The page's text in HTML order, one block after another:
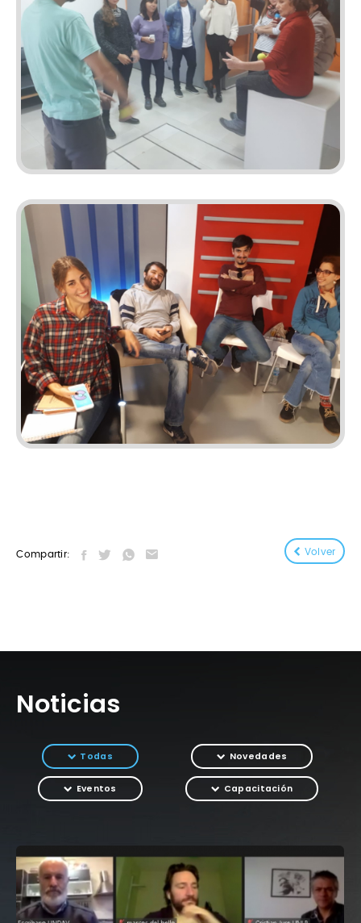
Volver
Compartir:
Noticias
Todas Novedades
Eventos Capacitación